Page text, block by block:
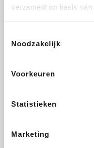
verzameld op basis
Noodzakelijk
Voorkeuren
Statistieken
Marketing
Brussels Airlines
ZEB